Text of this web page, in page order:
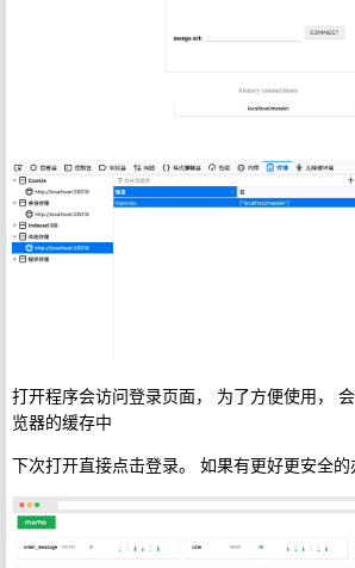
打开程序会访问登录页面， 为了方便使用，
览器的缓存中
下次打开直接点击登录。 如果有更好更安全的